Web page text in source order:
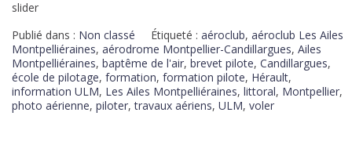
slider
Publié dans : Non classé Étiqueté : aéroclub, aéroclub Les Ailes
Montpelliéraines, aérodrome Montpellier-Candillargues, Ailes
Montpelliéraines, baptême de l'air, brevet pilote, Candillargues,
école de pilotage, formation, formation pilote, Hérault,
information ULM, Les Ailes Montpelliéraines, littoral, Montpellier,
photo aérienne, piloter,travaux aériens, ULM, voler